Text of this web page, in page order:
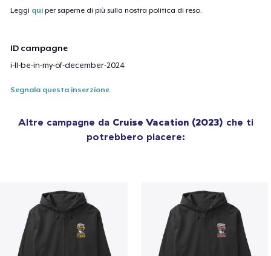
Leggi qui per saperne di più sulla nostra politica di reso.
ID campagne
i-ll-be-in-my-of-december-2024
Segnala questa inserzione
Altre campagne da Cruise Vacation (2023) che ti
potrebbero piacere: